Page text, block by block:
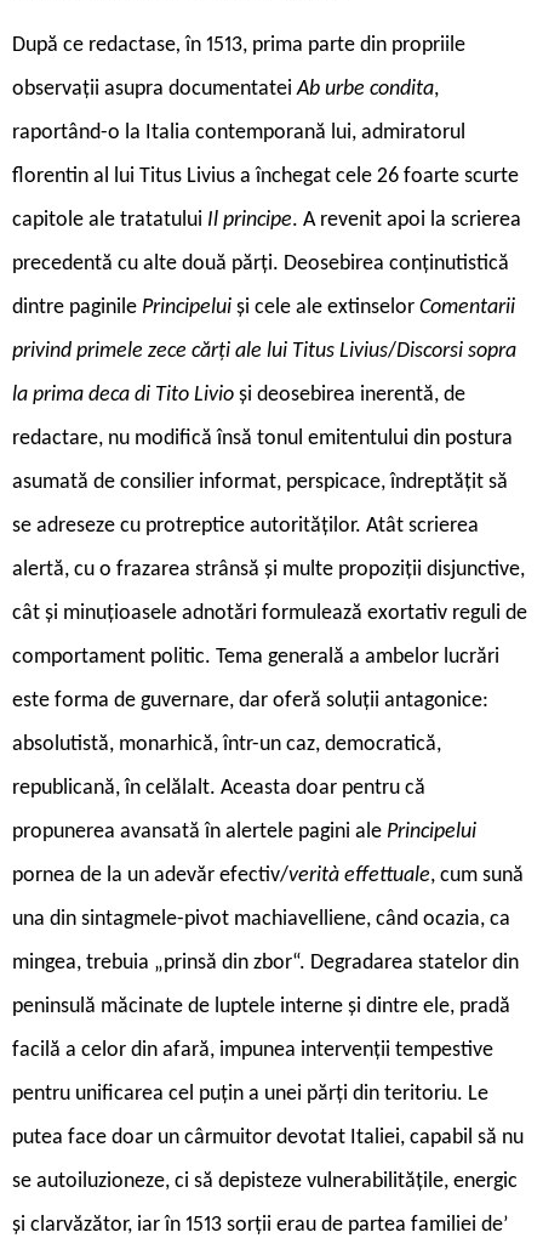
După ce redactase,în 1513, prima parte din propriile
observații asupra documentateiAb urbe condita,
raportând-o la Italia contemporană lui, admiratorul
florentin al lui Titus Livius a închegat cele 26 foarte scurte
capitole ale tratatului Il principe. A revenit apoi la scrierea
precedentă cu alte două părți. Deosebirea conținutistică
dintre paginile Principelui și cele ale extinselor Comentarii
privind primele zece cărți ale lui Titus Livius/Discorsi sopra
la prima deca di Tito Livio și deosebirea inerentă, de
redactare, nu modifică însă tonul emitentului din postura
asumată de consilier informat, perspicace, îndreptățit să
se adreseze cu protreptice autorităților. Atât scrierea
alertă, cu o frazarea strânsă și multe propoziții disjunctive,
cât și minuțioasele adnotări formulează exortativ reguli de
comportament politic. Tema generală a ambelor lucrări
este forma de guvernare, dar oferă soluții antagonice:
absolutistă, monarhică, într-un caz, democratică,
republicană, în celălalt. Aceasta doar pentru că
propunerea avansată în alertele pagini ale Principelui
pornea de la un adevăr efectiv/verità effettuale, cum sună
una din sintagmele-pivot machiavelliene, când ocazia, ca
mingea, trebuia „prinsă din zbor“. Degradarea statelor din
peninsulă măcinate de luptele interne și dintre ele, pradă
facilă a celor din afară, impunea intervenții tempestive
pentru unificarea cel puțin a unei părți din teritoriu. Le
putea face doar un cârmuitor devotat Italiei, capabil să nu
se autoiluzioneze, ci să depisteze vulnerabilitățile, energic
și clarvăzător, iar în 1513 sorții erau de partea familiei de’